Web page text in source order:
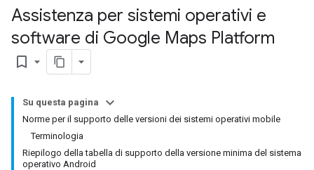
Assistenza per sistemi operativi e
software di Google Maps Platform
bookmark_border
Su questa pagina
Norme per il supporto delle versioni dei sistemi operativi mobile
Terminologia
Riepilogo della tabella di supporto della versione minima del sistema
operativo Android